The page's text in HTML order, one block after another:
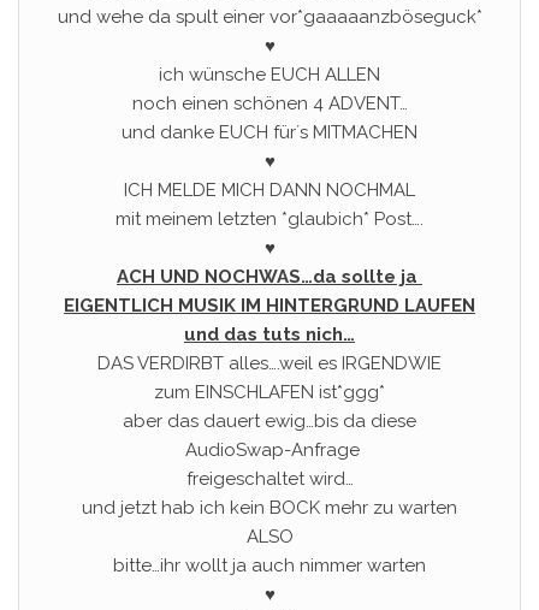
und wehe da spult einer vor*gaaaaanzböseguck*
♥
ich wünsche EUCH ALLEN
noch einen schönen 4 ADVENT…
und danke EUCH für´s MITMACHEN
♥
ICH MELDE MICH DANN NOCHMAL
mit meinem letzten *glaubich* Post….
♥
ACH UND NOCHWAS…da sollte ja
EIGENTLICH MUSIK IM HINTERGRUND LAUFEN
und das tuts nich…
DAS VERDIRBT alles….weil es IRGENDWIE
zum EINSCHLAFEN ist*ggg*
aber das dauert ewig…bis da diese
AudioSwap-Anfrage
freigeschaltet wird…
und jetzt hab ich kein BOCK mehr zu warten
ALSO
bitte…ihr wollt ja auch nimmer warten
♥